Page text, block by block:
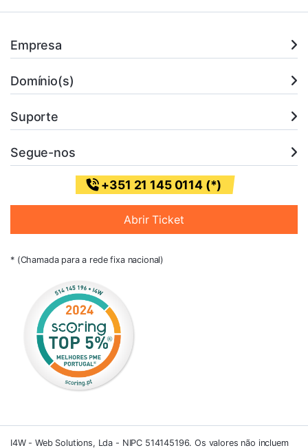
Empresa
Domínio(s)
Suporte
Segue-nos
+351 21 145 0114 (*)
Abrir Ticket
* (Chamada para a rede fixa nacional)
I4W - Web Solutions, Lda - NIPC 514145196. Os valores não incluem